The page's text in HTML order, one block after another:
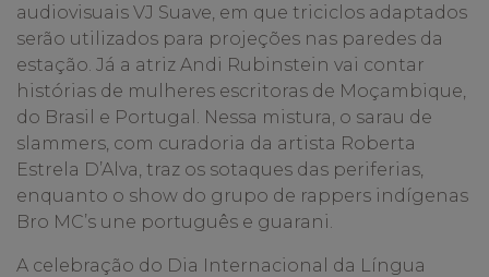
audiovisuais VJ Suave, em que triciclos adaptados
serão utilizados para projeções nas paredes da
estação. Já a atriz Andi Rubinstein vai contar
histórias de mulheres escritoras de Moçambique,
do Brasil e Portugal. Nessa mistura, o sarau de
slammers, com curadoria da artista Roberta
Estrela D’Alva, traz os sotaques das periferias,
enquanto o show do grupo de rappers indígenas
Bro MC’s une português e guarani.
A celebração do Dia Internacional da Língua